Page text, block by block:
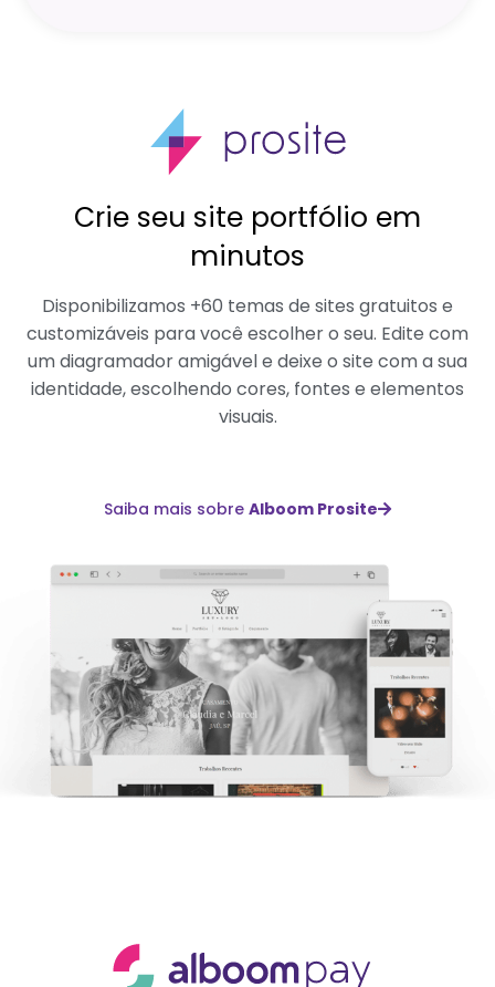
Crie seu site portfólio em
minutos
Disponibilizamos +60 temas de sites gratuitos e
customizáveis para você escolher o seu. Edite com
um diagramador amigável e deixe o site com a sua
identidade, escolhendo cores, fontes e elementos
visuais.
Saiba mais sobre Alboom Prosite